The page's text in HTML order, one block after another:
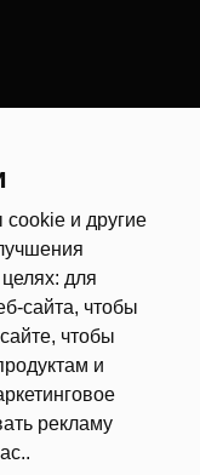
cookie и другие
для
сайта, чтобы
, чтобы
и
рекламу
.